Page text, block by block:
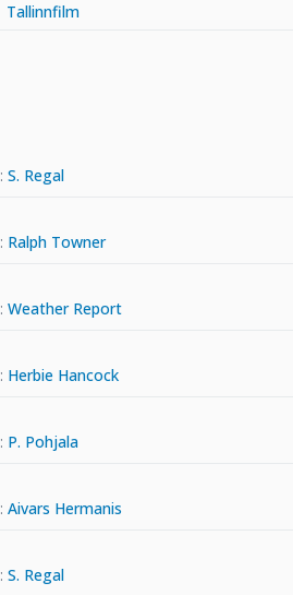
Tallinnfilm
: S. Regal
: Ralph Towner
: Weather Report
: Herbie Hancock
: P. Pohjala
: Aivars Hermanis
: S. Regal